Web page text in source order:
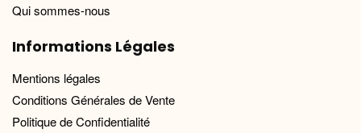
Qui sommes-nous
Informations Légales
Mentions légales
Conditions Générales de Vente
Politique de Confidentialité